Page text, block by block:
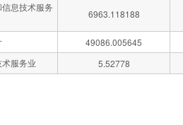
息技术服务
6963.118188
49086.005645
服务业
5.52778